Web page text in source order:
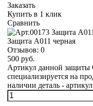
Заказать
Купить в 1 клик
Сравнить
Защита А011 черная
Отзывов: 0
500 руб.
Артикул данной защиты
специализируется на
наличии деталь -